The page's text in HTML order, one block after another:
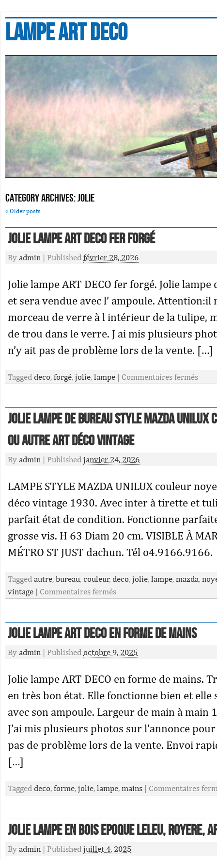
Lampe art deco
Category Archives:jolie
« Older posts
Jolie lampe ART DECO fer forgé
By admin | Published février 28, 2026
Jolie lampe ART DECO fer forgé. Jolie
et sera vendue avec l’ ampoule. Attention:il
morceau de verre à l intérieur de la tulipe,
de trou dans le verre. J ai mis plusieurs
n’y ait pas de problème lors de la vente. […]
Tagged deco, forgé, jolie, lampe | Commentaires fermés
JOLIE LAMPE de bureau STYLE MAZDA
ou autre art déco vintage
By admin | Published janvier 24, 2026
LAMPE STYLE MAZDA UNILUX couleur
déco vintage 1930. Avec inter à tirette et
parfait état de condition. Fonctionne
grosse vis. H 63 Diam 20 cm. VISIBLE À
MÉTRO ST JUST dachun. Tél o4.9166.9166.
Tagged autre, bureau, couleur, deco, jolie, lampe, mazda,
vintage | Commentaires fermés
Jolie lampe ART DECO en forme de mains
By admin | Published octobre 9, 2025
Jolie lampe ART DECO en forme de mains.
en très bon état. Elle fonctionne bien et elle
avec son ampoule. Largeur de main à main
J’ai mis plusieurs photos sur l’annonce
pas de problème lors de la vente. Envoi
[…]
Tagged deco, forme, jolie, lampe, mains | Commentaires
Jolie Lampe En Bois Epoque Leleu, Royere,
By admin | Published juillet 4, 2025